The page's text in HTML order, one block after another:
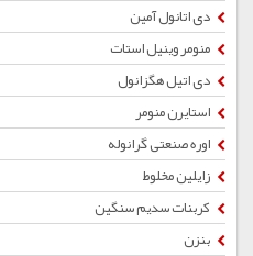
دی اتانول آمین
منومر وینیل استات
دی اتیل هگزانول
استایرن منومر
اوره صنعتی گرانوله
زایلین مخلوط
کربنات سدیم سنگین
بنزن